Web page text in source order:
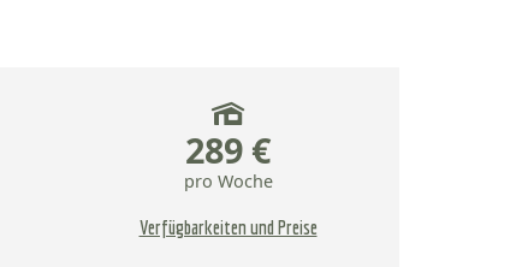
289 €
pro Woche
Verfügbarkeiten und Preise